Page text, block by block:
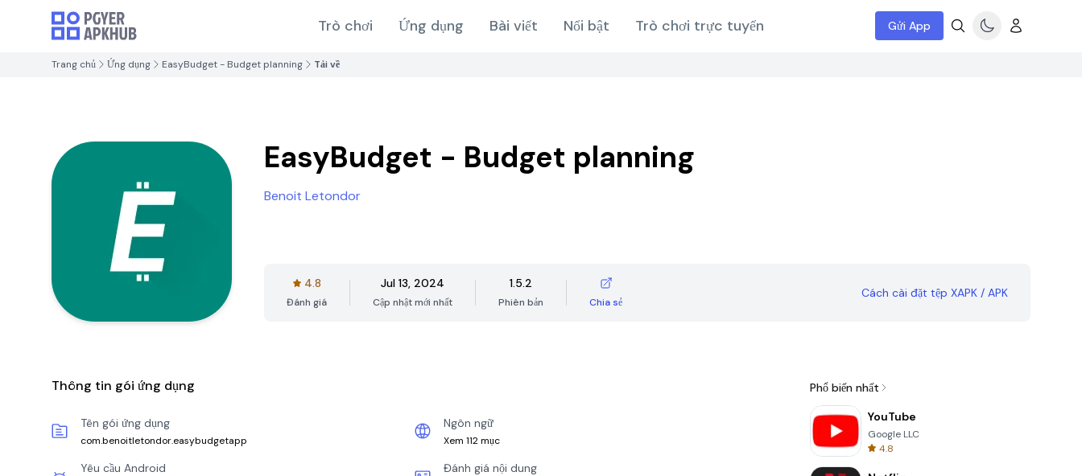
Trò chơi Ứng dụng Bài viết Nổi bật Trò chơi trực tuyến Gửi App
Trang chủ Ứng dụng EasyBudget - Budget planning Tải về
EasyBudget - Budget planning
Benoit Letondor
4.8
Đánh giá
Jul 13, 2024
Cập nhật mới nhất
1.5.2
Phiên bản Chia sẻ
Cách cài đặt tệp XAPK / APK
Thông tin gói ứng dụng
Tên gói ứng dụng
com.benoitletondor.easybudgetapp
Ngôn ngữ
Xem 112 mục
Yêu cầu Android Đánh giá nội dung
Phổ biến nhất
YouTube
Google LLC
4.8